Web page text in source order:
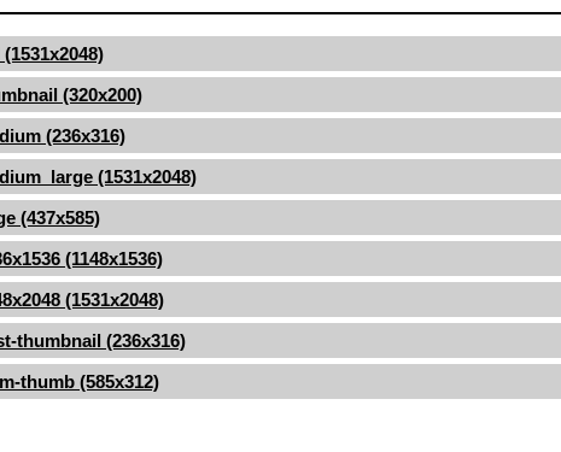
(320x200)
(236x316)
(1531x2048)
(437x585)
(1148x1536)
(1531x2048)
thumbnail (236x316)
thumb (585x312)